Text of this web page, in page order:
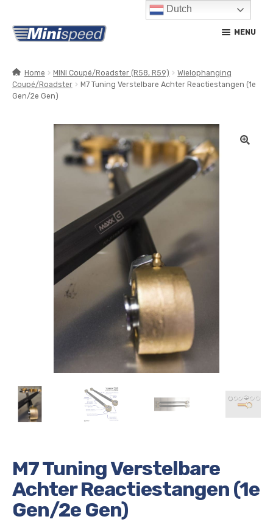
Ga
door
navigatie
Ga
naar
inhoud
MENU
PRODUCTEN
Home MINI Coupé/Roadster (R58, R59)
Wielophanging
Coupé/Roadster
M7 Tuning Verstelbare Achter Reactiestangen (1e
Gen/2e Gen)
M7 Tuning Verstelbare
Achter Reactiestangen (1e
Gen/2e Gen)
Dutch